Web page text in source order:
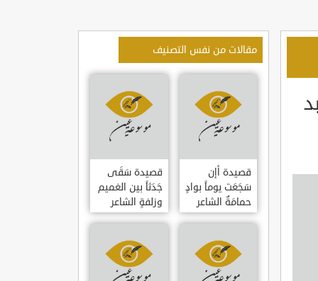
مقالات من نفس التصنيف
قصيدة أإن
سَجَعَت يوماً بوادٍ
حمامَةٌ الشاعر
العوام بن عقبة
قصيدة سَقَى
جَدَثاً بين الغميم
وزلفةٍ الشاعر
العوام بن عقبة